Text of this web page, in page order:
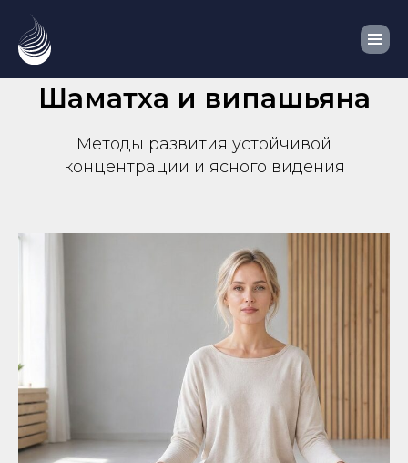
Шаматха и випашьяна
Методы развития устойчивой
концентрации и ясного видения